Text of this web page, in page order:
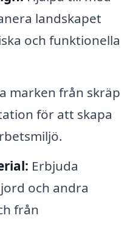
landskapet
och funktionella
marken från skräp
för att skapa
Erbjuda
och andra
från